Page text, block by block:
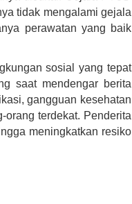
tidak mengalami gejala
perawatan yang baik
sosial yang tepat
saat mendengar berita
gangguan kesehatan
terdekat. Penderita
meningkatkan resiko